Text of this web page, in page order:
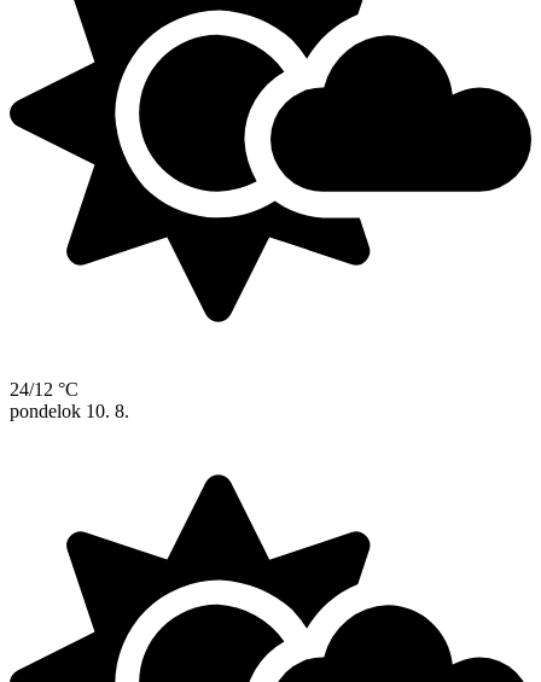
24/12 °C
pondelok 10. 8.